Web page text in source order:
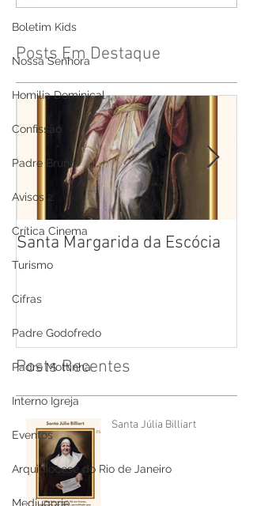
Boletim Kids
Nossa Senhora
Homilia Dominical
Confissão
Padre Bruno
Avisos 2
Crítica Cinema
Turismo
Cifras
Padre Godofredo
Padre Mottinha
Interno Igreja
Eventos
Arquidiocese do Rio de Janeiro
Medjugorje
Posts Em Destaque
Santa Margarida da Escócia
Posts Recentes
Santa Júlia Billiart